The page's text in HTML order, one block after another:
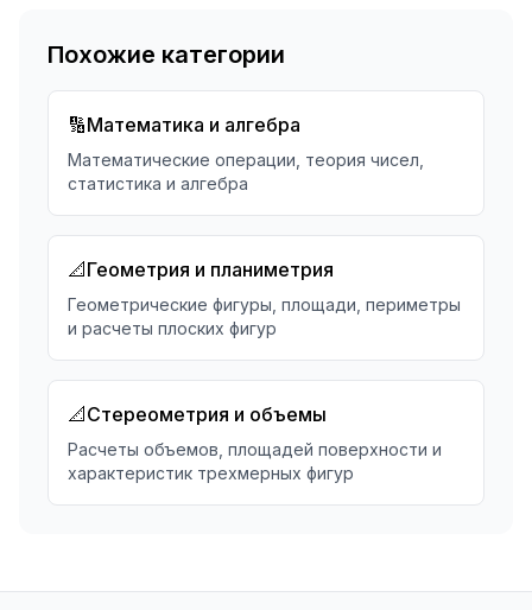
Похожие категории
🔢Математика и алгебра
Математические операции, теория чисел,
статистика и алгебра
📐 Геометрия и планиметрия
Геометрические фигуры, площади, периметры
и расчеты плоских фигур
📐 Стереометрия и объемы
Расчеты объемов, площадей поверхности и
характеристик трехмерных фигур